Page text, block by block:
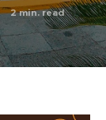
2min. read